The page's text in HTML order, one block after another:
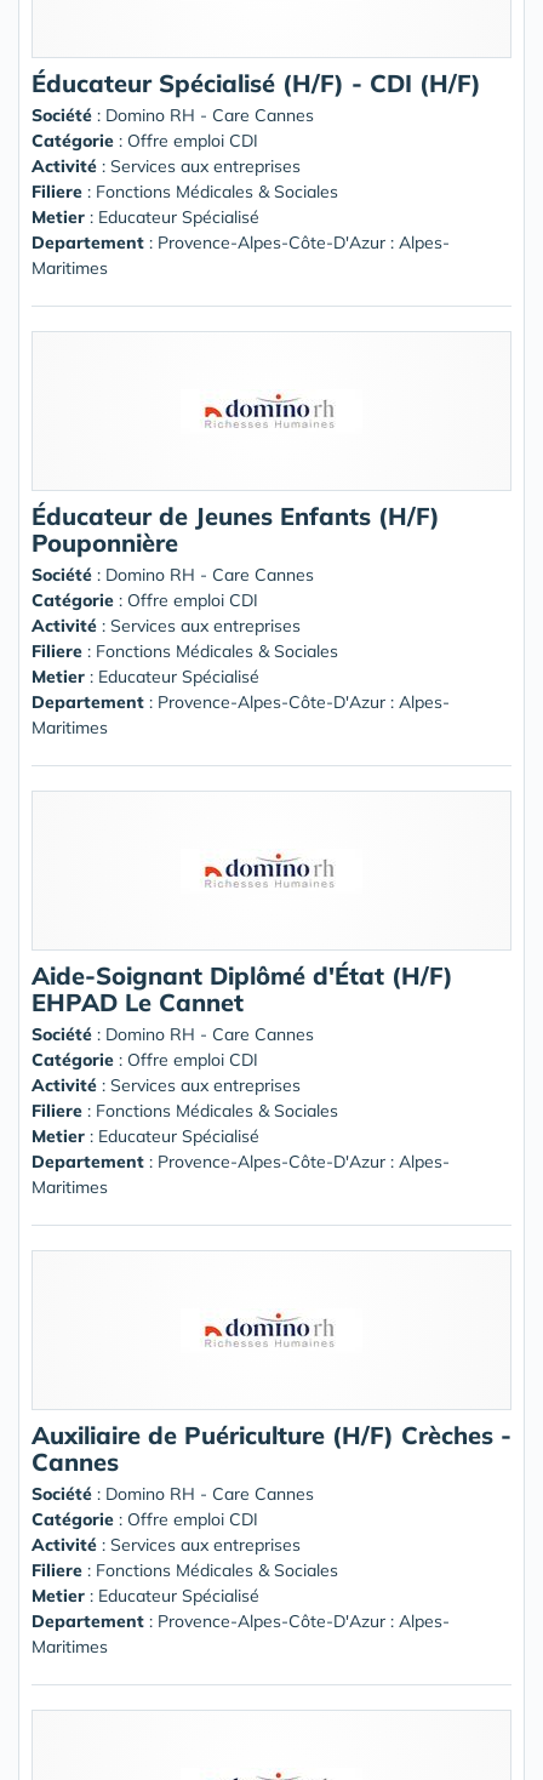
Éducateur Spécialisé (H/F) - CDI (H/F)
Société : Domino RH - Care Cannes
Catégorie : Offre emploi CDI
Activité : Services aux entreprises
Filiere : Fonctions Médicales & Sociales
Metier : Educateur Spécialisé
Departement : Provence-Alpes-Côte-D'Azur : Alpes-
Maritimes
Éducateur de Jeunes Enfants (H/F)
Pouponnière
Société : Domino RH - Care Cannes
Catégorie : Offre emploi CDI
Activité : Services aux entreprises
Filiere : Fonctions Médicales & Sociales
Metier : Educateur Spécialisé
Departement : Provence-Alpes-Côte-D'Azur : Alpes-
Maritimes
Aide-Soignant Diplômé d'État (H/F)
EHPAD Le Cannet
Société : Domino RH - Care Cannes
Catégorie : Offre emploi CDI
Activité : Services aux entreprises
Filiere : Fonctions Médicales & Sociales
Metier : Educateur Spécialisé
Departement : Provence-Alpes-Côte-D'Azur : Alpes-
Maritimes
Auxiliaire de Puériculture (H/F) Crèches -
Cannes
Société : Domino RH - Care Cannes
Catégorie : Offre emploi CDI
Activité : Services aux entreprises
Filiere : Fonctions Médicales & Sociales
Metier : Educateur Spécialisé
Departement : Provence-Alpes-Côte-D'Azur : Alpes-
Maritimes